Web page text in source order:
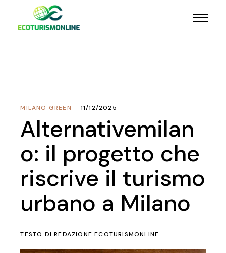
MILANO GREEN 11/12/2025
Alternativemilan
o: il progetto che
riscrive il turismo
urbano a Milano
TESTO DIREDAZIONE ECOTURISMONLINE